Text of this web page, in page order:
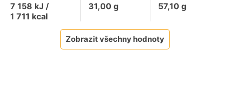
7 158 kJ /
1 711 kcal
31,00g
57,10g
Zobrazit všechny hodnoty